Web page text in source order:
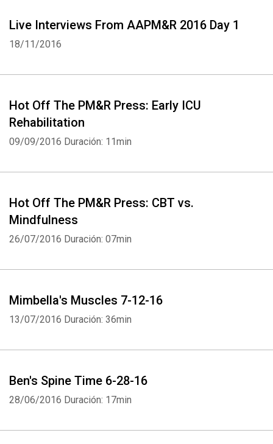
Live Interviews From AAPM&R 2016 Day 1
18/11/2016
Hot Off The PM&R Press: Early ICU
Rehabilitation
09/09/2016 Duración: 11min
Hot Off The PM&R Press: CBT vs.
Mindfulness
26/07/2016 Duración: 07min
Mimbella's Muscles 7-12-16
13/07/2016 Duración: 36min
Ben's Spine Time 6-28-16
28/06/2016 Duración: 17min